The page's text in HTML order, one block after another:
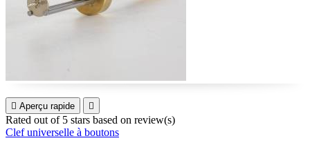
 Aperçu rapide 
Rated out of 5 stars based on review(s)
Clef universelle à boutons